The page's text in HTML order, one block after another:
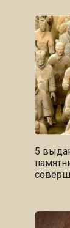
5